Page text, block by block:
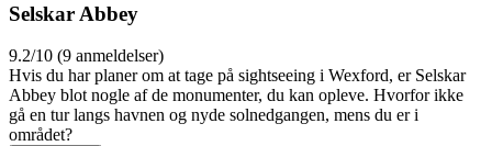
Selskar Abbey
9.2/10 (9 anmeldelser)
Hvis du har planer om at tage på sightseeing i Wexford, er Selskar
Abbey blot nogle af de monumenter, du kan opleve. Hvorfor ikke
gå en tur langs havnen og nyde solnedgangen, mens du er i
området?